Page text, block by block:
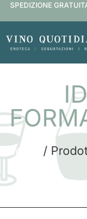
SPEDIZIONE
Home
/